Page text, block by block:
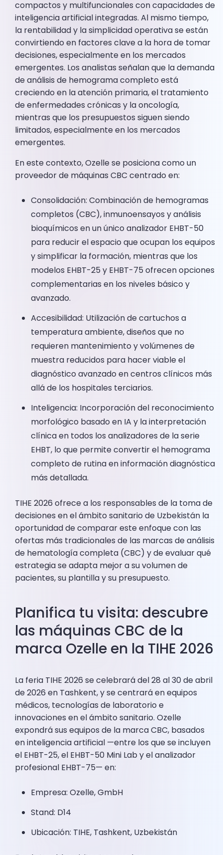
compactos y multifuncionales con capacidades de
inteligencia artificial integradas. Al mismo tiempo,
la rentabilidad y la simplicidad operativa se están
convirtiendo en factores clave a la hora de tomar
decisiones, especialmente en los mercados
emergentes. Los analistas señalan que la demanda
de análisis de hemograma completo está
creciendo en la atención primaria, el tratamiento
de enfermedades crónicas y la oncología,
mientras que los presupuestos siguen siendo
limitados, especialmente en los mercados
emergentes.
En este contexto, Ozelle se posiciona como un
proveedor de máquinas CBC centrado en:
Consolidación: Combinación de hemogramas
completos (CBC), inmunoensayos y análisis
bioquímicos en un único analizador EHBT-50
para reducir el espacio que ocupan los equipos
y simplificar la formación, mientras que los
modelos EHBT-25 y EHBT-75 ofrecen opciones
complementarias en los niveles básico y
avanzado.
Accesibilidad: Utilización de cartuchos a
temperatura ambiente, diseños que no
requieren mantenimiento y volúmenes de
muestra reducidos para hacer viable el
diagnóstico avanzado en centros clínicos más
allá de los hospitales terciarios.
Inteligencia: Incorporación del reconocimiento
morfológico basado en IA y la interpretación
clínica en todos los analizadores de la serie
EHBT, lo que permite convertir el hemograma
completo de rutina en información diagnóstica
más detallada.
TIHE 2026 ofrece a los responsables de la toma de
decisiones en el ámbito sanitario de Uzbekistán la
oportunidad de comparar este enfoque con las
ofertas más tradicionales de las marcas de análisis
de hematología completa (CBC) y de evaluar qué
estrategia se adapta mejor a su volumen de
pacientes, su plantilla y su presupuesto.
Planifica tu visita: descubre
las máquinas CBC de la
marca Ozelle en la TIHE 2026
La feria TIHE 2026 se celebrará del 28 al 30 de abril
de 2026 en Tashkent, y se centrará en equipos
médicos, tecnologías de laboratorio e
innovaciones en el ámbito sanitario. Ozelle
expondrá sus equipos de la marca CBC, basados
en inteligencia artificial —entre los que se incluyen
el EHBT-25, el EHBT-50 Mini Lab y el analizador
profesional EHBT-75— en:
Empresa: Ozelle, GmbH
Stand: D14
Ubicación: TIHE, Tashkent, Uzbekistán